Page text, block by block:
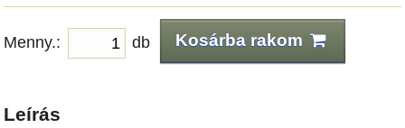
Menny.: db Kosárba rakom
Leírás